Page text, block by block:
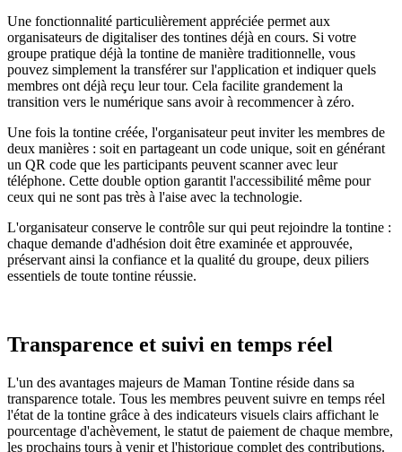
Une fonctionnalité particulièrement appréciée permet aux
organisateurs de digitaliser des tontines déjà en cours. Si votre
groupe pratique déjà la tontine de manière traditionnelle, vous
pouvez simplement la transférer sur l'application et indiquer quels
membres ont déjà reçu leur tour. Cela facilite grandement la
transition vers le numérique sans avoir à recommencer à zéro.
Une fois la tontine créée, l'organisateur peut inviter les membres de
deux manières : soit en partageant un code unique, soit en générant
un QR code que les participants peuvent scanner avec leur
téléphone. Cette double option garantit l'accessibilité même pour
ceux qui ne sont pas très à l'aise avec la technologie.
L'organisateur conserve le contrôle sur qui peut rejoindre la tontine :
chaque demande d'adhésion doit être examinée et approuvée,
préservant ainsi la confiance et la qualité du groupe, deux piliers
essentiels de toute tontine réussie.
Transparence et suivi en temps réel
L'un des avantages majeurs de Maman Tontine réside dans sa
transparence totale. Tous les membres peuvent suivre en temps réel
l'état de la tontine grâce à des indicateurs visuels clairs affichant le
pourcentage d'achèvement, le statut de paiement de chaque membre,
les prochains tours à venir et l'historique complet des contributions.